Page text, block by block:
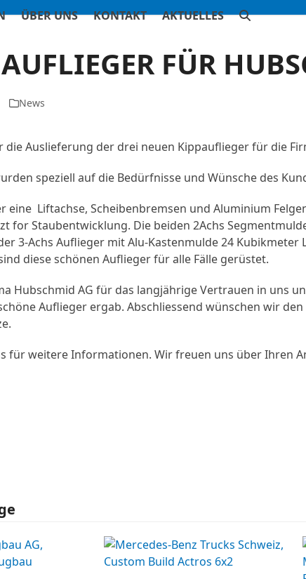
ÜBER UNS KONTAKT AKTUELLES
FÜR
News
Auslieferung der drei neuen Kippauflieger für die
speziell auf die Bedürfnisse und Wünsche des
eine Liftachse, Scheibenbremsen und Aluminium
for Staubentwicklung. Die beiden 2Achs
3-Achs Auflieger mit Alu-Kastenmulde 24
diese schönen Auflieger für alle Fälle gerüstet.
Hubschmid AG für das langjährige Vertrauen in uns
Auflieger ergab. Abschliessend wünschen wir
für weitere Informationen. Wir freuen uns über Ihren